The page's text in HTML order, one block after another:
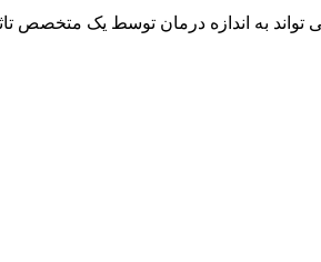
به اندازه درمان توسط یک متخصص